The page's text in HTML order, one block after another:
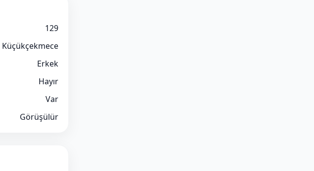
129
Küçükçekmece
Erkek
Hayır
Var
Görüşülür